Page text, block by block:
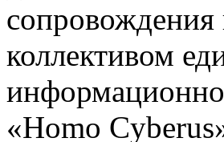
сопровождения
коллективом
«Homo